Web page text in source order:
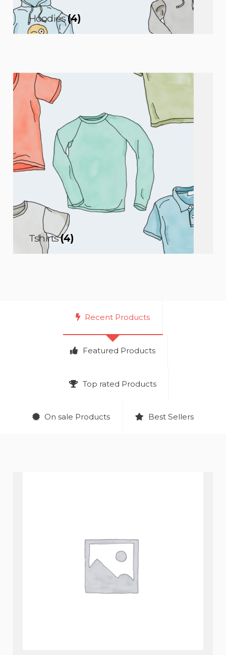
Hoodies(4)
Tshirts(4)
Recent Products
Featured Products
Top rated Products
On sale Products Best Sellers